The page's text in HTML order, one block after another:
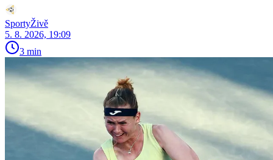
SportyŽivě
5. 8. 2026, 19:09
3 min